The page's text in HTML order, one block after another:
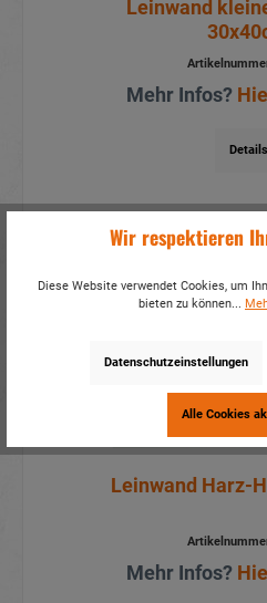
Leinwand
Mehr Infos?
Details
Leinwand Harz-
Mehr Infos?
Wir respektieren
Diese Website verwendet Cookies, um
bieten zu können...
Datenschutzeinstellungen
Alle Cookies